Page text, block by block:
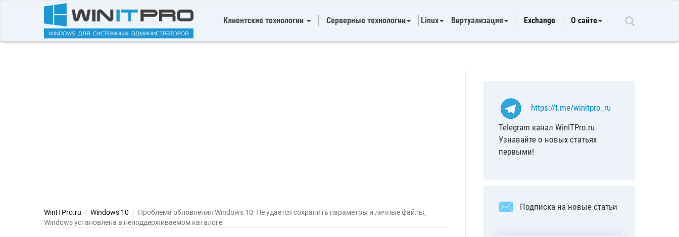
Клиентские технологии Серверные технологии Linux Виртуализация Exchange О сайте
WinITPro.ru / Windows 10 / Проблема обновления Windows 10: Не удается сохранить параметры и личные файлы,
Windows установлена в неподдерживаемом каталоге
https://t.me/winitpro_ru
Telegram канал WinITPro.ru
Узнавайте о новых статьях
первыми!
Подписка на новые статьи